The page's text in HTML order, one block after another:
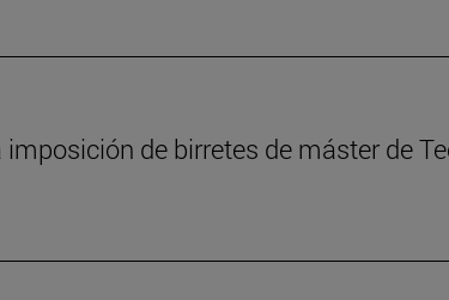
de birretes de máster de